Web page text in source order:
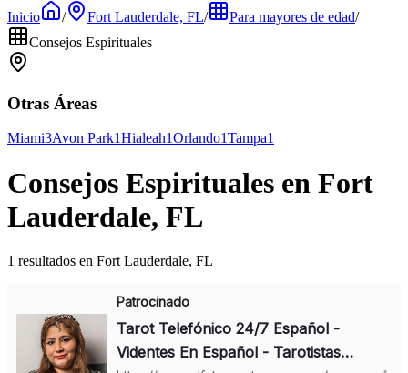
Inicio / Fort Lauderdale, FL/ Para mayores de edad/
Consejos Espirituales
Otras Áreas
Miami3Avon Park1Hialeah1Orlando1Tampa1
Consejos Espirituales en Fort
Lauderdale, FL
1 resultados en Fort Lauderdale, FL